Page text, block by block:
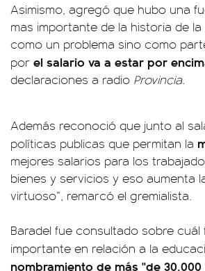
Asimismo, agregó que hubo una
mas importante de la historia de
como un problema sino como
por el salario va a estar por
declaraciones a radio Provincia.
Además reconoció que junto al
políticas publicas que permitan la
mejores salarios para los
bienes y servicios y eso aumenta
virtuoso”, remarcó el gremialista.
Baradel fue consultado sobre
importante en relación a la
nombramiento de más "de